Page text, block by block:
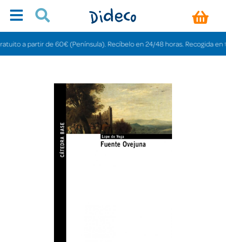
a partir de 60€ (Península). Recíbelo en 24/48 horas. Recogida en